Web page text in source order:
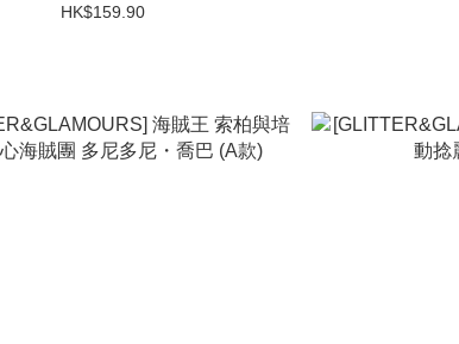
HK$159.90